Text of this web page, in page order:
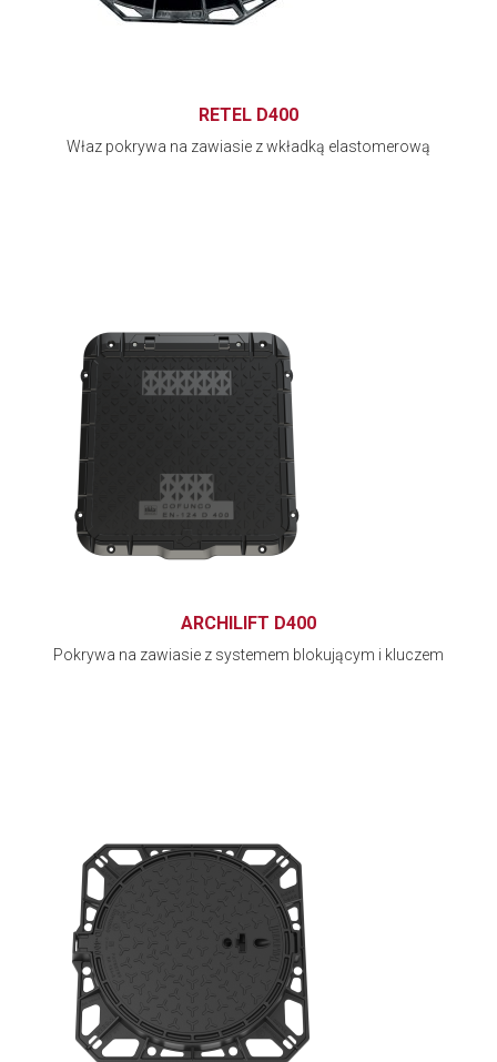
RETEL D400
Właz pokrywa na zawiasie z wkładką elastomerową
ARCHILIFT D400
Pokrywa na zawiasie z systemem blokującym i kluczem